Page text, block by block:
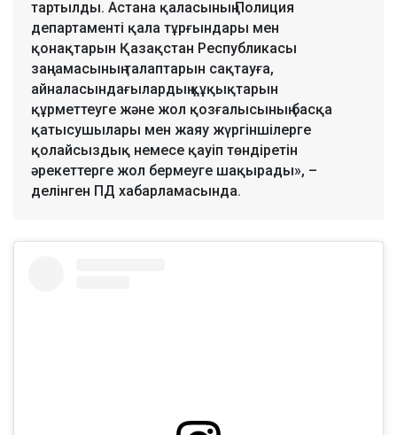
тартылды. Астана қаласының Полиция
департаменті қала тұрғындары мен
қонақтарын Қазақстан Республикасы
заңнамасының талаптарын сақтауға,
айналасындағылардың құқықтарын
құрметтеуге және жол қозғалысының басқа
қатысушылары мен жаяу жүргіншілерге
қолайсыздық немесе қауіп төндіретін
әрекеттерге жол бермеуге шақырады», –
делінген ПД хабарламасында.